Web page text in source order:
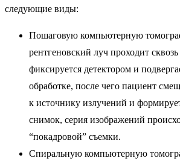
следующие виды:
Пошаговую компьютерную
рентгеновский луч проходит
фиксируется детектором и
обработке, после чего пациент
к источнику излучений и
снимок, серия изображений
“покадровой” съемки.
Спиральную компьютерную